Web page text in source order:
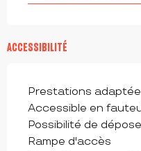
ACCESSIBILITÉ
Prestations
Accessible en
Possibilité de
Rampe d'accès